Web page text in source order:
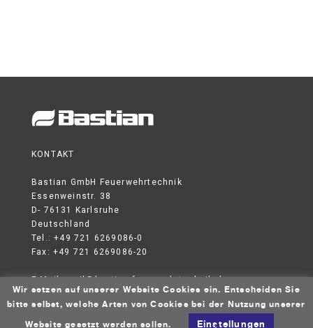
KONTAKT
Bastian GmbH Feuerwehrtechnik
Essenweinstr. 38
D- 76131 Karlsruhe
Deutschland
Tel.: +49 721 6269086-0
Fax: +49 721 6269086-20
E-Mail:mail@bastian-feuerwehrtechnik.de
DATENSCHUTZERKLÄRUNG AGB IMPRESSUM
© 2026 Bastian GmbH Feuerwehrtechnik
Wir setzen auf unserer Website Cookies ein. Entscheiden Sie
bitte selbst, welche Arten von Cookies bei der Nutzung unserer
Website gesetzt werden sollen.
Einstellungen